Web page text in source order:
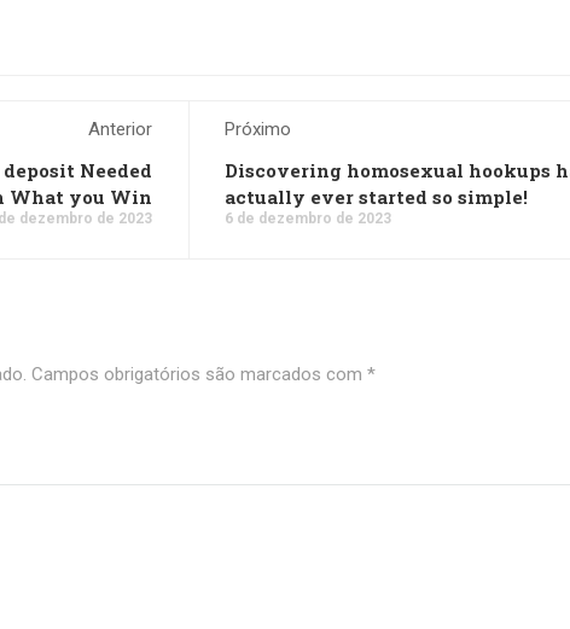
Anterior
Needed
What you Win
dezembro de 2023
Próximo
Discovering homosexual hookups
actually ever started so simple!
6 de dezembro de 2023
Campos obrigatórios são marcados com *